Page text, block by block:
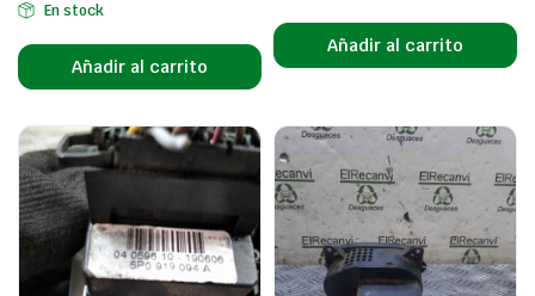
En stock
Añadir al carrito
Añadir al carrito